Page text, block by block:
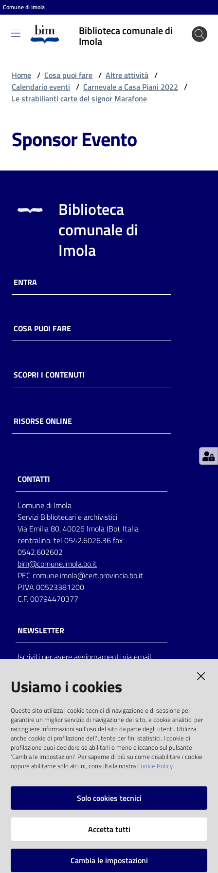
Vai al contenuto
Vai alla navigazione
Vai al footer
Comune di Imola
Biblioteca comunale di
Imola
Biblioteca
comunale
Cosa
fare
Scopri
online
Piani
Decentrate
Seguici
su
on line
Eventi
Chiedi al
bibliotecario
Avvisi
Home / Cosa puoi fare / Altre attività /
Calendario eventi / Carnevale a Casa Piani 2022 /
Le strabilianti carte del signor Marafone
Sponsor Evento
Biblioteca
comunale di
Imola
ENTRA
COSA PUOI FARE
SCOPRI I CONTENUTI
RISORSE ONLINE
CONTATTI
Comune di Imola
Servizi Bibliotecari e archivistici
Via Emilia 80, 40026 Imola (Bo), Italia
centralino: tel 0542.6026.36 fax
0542.602602
bim@comune.imola.bo.it
PEC comune.imola@cert.provincia.bo.it
P.IVA 00523381200
C.F. 00794470377
NEWSLETTER
Iscriviti per avere aggiornamenti via email
solo alle condizioni previste dalla direttiva
comunitaria 2003/98/CE e dal d.lgs. 36/2006
SOCIAL
Instagram
Vai alla pagina
Usiamo i cookies
Questo sito utilizza i cookie tecnici di navigazione e di sessione per
garantire un miglior servizio di navigazione del sito, e cookie analitici per
raccogliere informazioni sull'uso del sito da parte degli utenti. Utilizza
anche cookie di profilazione dell'utente per fini statistici. I cookie di
profilazione puoi decidere se abilitarli o meno cliccando sul pulsante
'Cambia le impostazioni'. Per saperne di più su come disabilitare i cookie
oppure abilitarne solo alcuni, consulta la nostraCookie Policy.
Solo cookies tecnici
Accetta tutti
Cambia le impostazioni